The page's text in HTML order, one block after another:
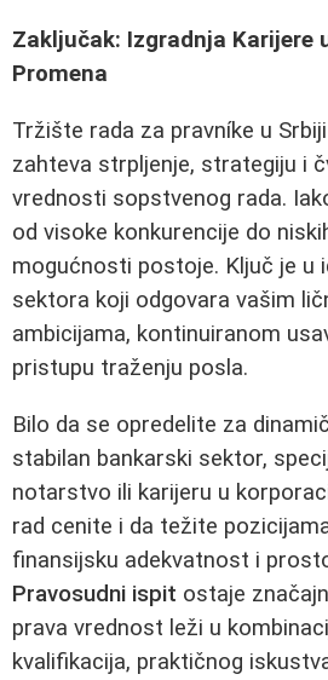
Zaključak: Izgradnja Karijere
Promena
Tržište rada za pravníke u
zahteva strpljenje, strategiju i
vrednosti sopstvenog rada.
od visoke konkurencije do
mogućnosti postoje. Ključ je u
sektora koji odgovara vašim
ambicijama, kontinuiranom
pristupu traženju posla.
Bilo da se opredelite za
stabilan bankarski sektor,
notarstvo ili karijeru u
rad cenite i da težite
finansijsku adekvatnost i
Pravosudni ispit ostaje
prava vrednost leži u
kvalifikacija, praktičnog